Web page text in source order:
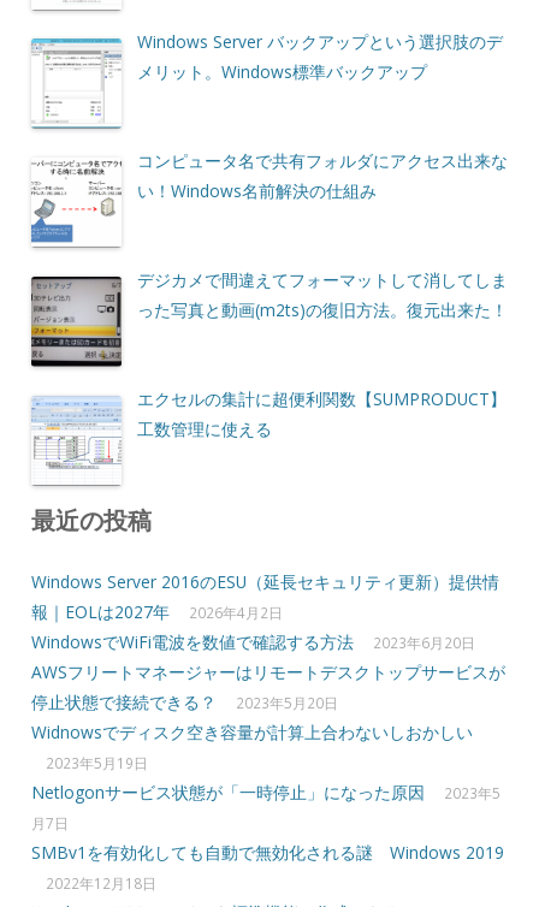
Windows Server バックアップという選択肢のデ
メリット。Windows標準バックアップ
コンピュータ名で共有フォルダにアクセス出来な
い！Windows名前解決の仕組み
デジカメで間違えてフォーマットして消してしま
った写真と動画(m2ts)の復旧方法。復元出来た！
エクセルの集計に超便利関数【SUMPRODUCT】
工数管理に使える
最近の投稿
Windows Server 2016のESU（延長セキュリティ更新）提供情
報｜EOLは2027年
2026年4月2日
WindowsでWiFi電波を数値で確認する方法 2023年6月20日
AWSフリートマネージャーはリモートデスクトップサービスが
停止状態で接続できる？
2023年5月20日
Widnowsでディスク空き容量が計算上合わないしおかしい
2023年5月19日
Netlogonサービス状態が「一時停止」になった原因
2023年5
月7日
SMBv1を有効化しても自動で無効化される謎 Windows 2019
2022年12月18日